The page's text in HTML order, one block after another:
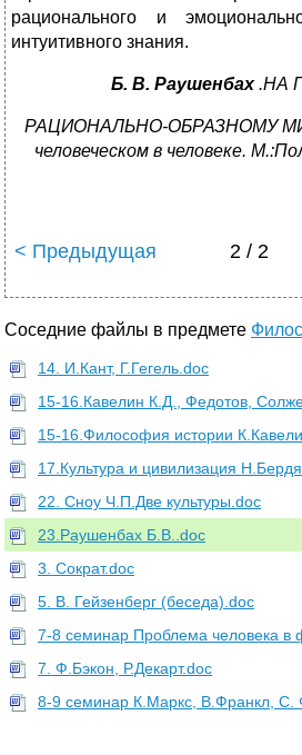
рационального и
интуитивного знания.
Б. В. Раушенбах.НА
РАЦИОНАЛЬНО-ОБРАЗНОМУ
человеческом в человеке.
< Предыдущая 2 / 2
Соседние файлы в предмете
14. И.Кант, Г.Гегель.doc
15-16.Кавелин К.Д., Федотов,
15-16.Философия истории
17.Культура и цивилизация
22. Сноу Ч.П.Две культуры.doc
23.Раушенбах Б.В..doc
3. Сократ.doc
5. В. Гейзенберг (беседа).doc
7-8 семинар Проблема человека в
7. Ф.Бэкон, Р.Декарт.doc
8-9 семинар К.Маркс, В.Франкл, С.